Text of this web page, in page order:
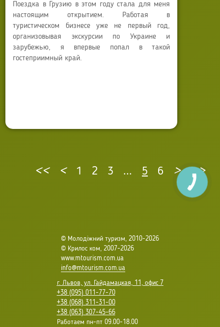
Поездка в Грузию в этом году стала для меня
настоящим открытием. Работая в
туристическом бизнесе уже не первый год,
организовывая экскурсии по Украине и
зарубежью, я впервые попал в такой
гостеприимный край.
<< < 1 2 3 ... 5 6 > >>
© Молодіжний туризм, 2010-2026
© Крилос ком, 2007-2026
www.mtourism.com.ua
info@mtourism.com.ua
г. Львов, ул. Гайдамацкая, 11, офис 7
+38 (095) 011-77-70
+38 (068) 311-31-00
+38 (063) 307-45-66
Работаем пн-пт 09.00-18.00